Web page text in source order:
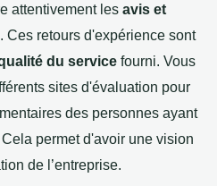
attentivement les avis et
. Ces retours d'expérience sont
du service fourni. Vous
sites d'évaluation pour
des personnes ayant
permet d'avoir une vision
de l’entreprise.